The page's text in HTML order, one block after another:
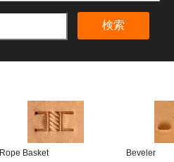
検索
Rope Basket Beveler